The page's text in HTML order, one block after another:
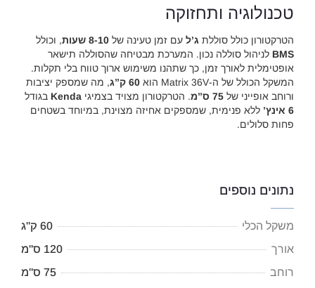
טכנולוגיה ותחזוקה
הטרקטורון כולל סוללת ג’ל עם זמן טעינה של 8-10 שעות
, וכולל
BMS לניהול סוללה נכון. המערכת מבטיחה שהסוללה תישאר
אופטימלית לאורך זמן, כך שתהנו משימוש ארוך טווח בלי תקלות.
המשקל הכולל של ה-Matrix 36V הוא
60 ק”ג
, מה שמספק יציבות
ורוחב אופייני של 75 ס”מ . הטרקטורון מצויד בצמיגי Kenda בגודל
6 אינץ’
ללא פנימית, שמספקים אחיזה מצוינת, במיוחד בשטחים
פחות סלולים.
נתונים נוספים
משקל הכלי
60 ק"ג
אורך
120 ס"מ
רוחב
75 ס"מ